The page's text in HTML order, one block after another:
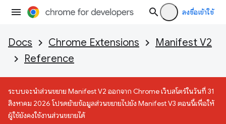
ลงชื่อเข้าใช้
Docs Chrome Extensions
Manifest V2
Reference
ระบบจะนำส่วนขยาย Manifest V2 ออกจาก Chrome เว็บสโตร์ในวันที่ 31
สิงหาคม 2026 โปรดย้ายข้อมูลส่วนขยายไปยัง Manifest V3 ตอนนี้เพื่อให้
ผู้ใช้ยังคงใช้งานส่วนขยายได้